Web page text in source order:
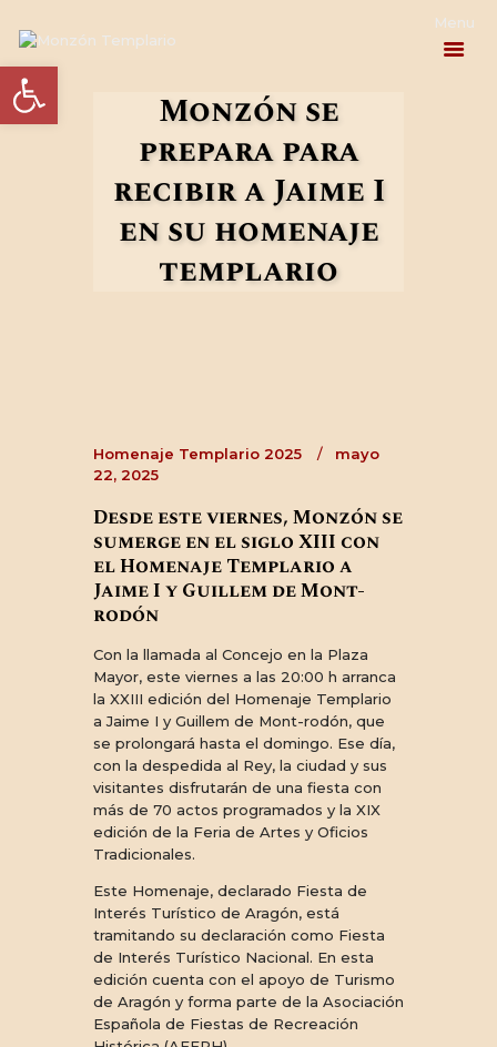
Monzón se
prepara para
recibir a Jaime I
en su homenaje
templario
PROGRAMA
ACTUALIDAD
CONTACTO
Homenaje Templario 2025
mayo
22, 2025
Desde este viernes, Monzón se
sumerge en el siglo XIII con
el Homenaje Templario a
Jaime I y Guillem de Mont-
rodón
Con la llamada al Concejo en la Plaza
Mayor, este viernes a las 20:00 h arranca
la XXIII edición del Homenaje Templario
a Jaime I y Guillem de Mont-rodón, que
se prolongará hasta el domingo. Ese día,
con la despedida al Rey, la ciudad y sus
visitantes disfrutarán de una fiesta con
más de 70 actos programados y la XIX
edición de la Feria de Artes y Oficios
Tradicionales.
Este Homenaje, declarado Fiesta de
Interés Turístico de Aragón, está
tramitando su declaración como Fiesta
de Interés Turístico Nacional. En esta
edición cuenta con el apoyo de Turismo
de Aragón y forma parte de la Asociación
Española de Fiestas de Recreación
Abrir barra de herramientas